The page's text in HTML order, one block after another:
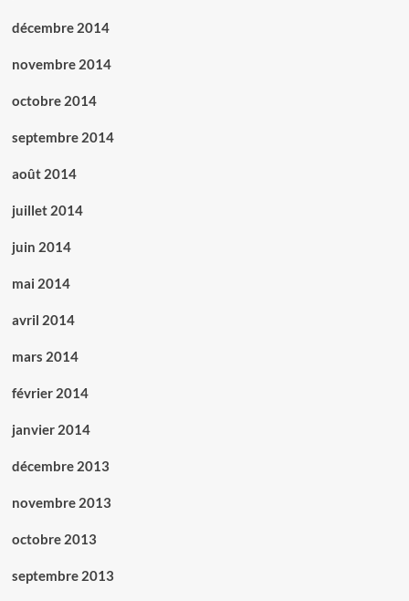
décembre 2014
novembre 2014
octobre 2014
septembre 2014
août 2014
juillet 2014
juin 2014
mai 2014
avril 2014
mars 2014
février 2014
janvier 2014
décembre 2013
novembre 2013
octobre 2013
septembre 2013